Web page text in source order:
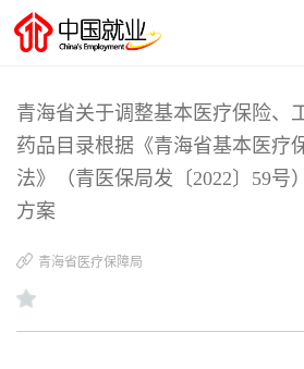
青海省关于调整基本医疗保险、
药品目录根据《青海省基本医疗
法》（青医保局发〔2022〕59号
方案
青海省医疗保障局